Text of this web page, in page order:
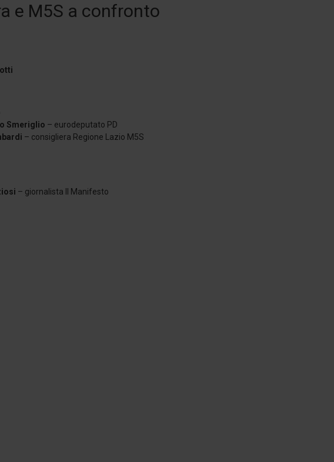
e M5S a confronto
Smeriglio – eurodeputato PD
– consigliera Regione Lazio M5S
– giornalista Il Manifesto